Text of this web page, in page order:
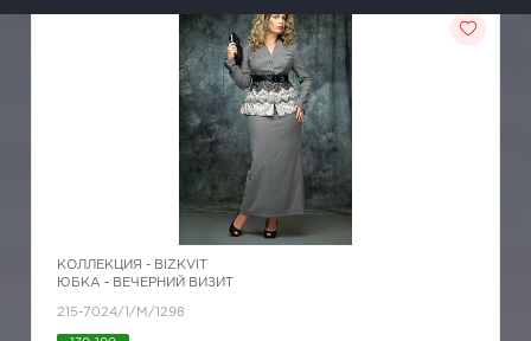
КОЛЛЕКЦИЯ - BIZKVIT
ЮБКА - ВЕЧЕРНИЙ ВИЗИТ
215-7024/1/M/1298